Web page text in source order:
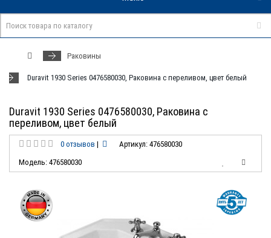
Раковины
Duravit 1930 Series 0476580030, Раковина с переливом, цвет белый
Duravit 1930 Series 0476580030, Раковина с
переливом, цвет белый
0 отзывов |
Артикул: 476580030
Модель: 476580030